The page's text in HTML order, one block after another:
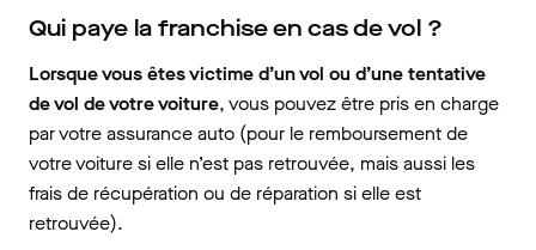
Qui paye la franchise en cas de vol ?
Lorsque vous êtes victime d’un vol ou d’une tentative
de vol de votre voiture, vous pouvez être pris en charge
par votre assurance auto (pour le remboursement de
votre voiture si elle n’est pas retrouvée, mais aussi les
frais de récupération ou de réparation si elle est
retrouvée).